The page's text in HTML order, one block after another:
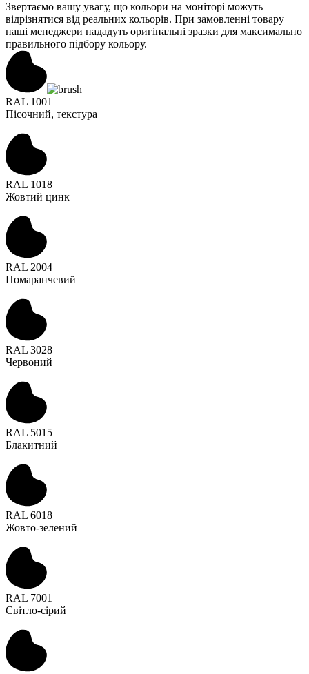
Звертаємо вашу увагу, що кольори на моніторі можуть
відрізнятися від реальних кольорів. При замовленні товару
наші менеджери нададуть оригінальні зразки для максимально
правильного підбору кольору.
RAL 1001
Пісочний, текстура
RAL 1018
Жовтий цинк
RAL 2004
Помаранчевий
RAL 3028
Червоний
RAL 5015
Блакитний
RAL 6018
Жовто-зелений
RAL 7001
Світло-сірий